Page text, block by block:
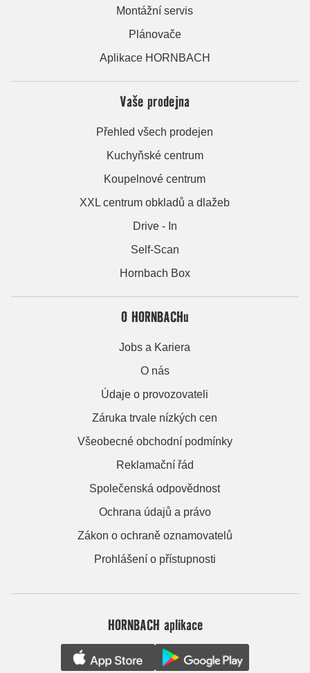
Montážní servis
Plánovače
Aplikace HORNBACH
Vaše prodejna
Přehled všech prodejen
Kuchyňské centrum
Koupelnové centrum
XXL centrum obkladů a dlažeb
Drive - In
Self-Scan
Hornbach Box
O HORNBACHu
Jobs a Kariera
O nás
Údaje o provozovateli
Záruka trvale nízkých cen
Všeobecné obchodní podmínky
Reklamační řád
Společenská odpovědnost
Ochrana údajů a právo
Zákon o ochraně oznamovatelů
Prohlášení o přístupnosti
HORNBACH aplikace